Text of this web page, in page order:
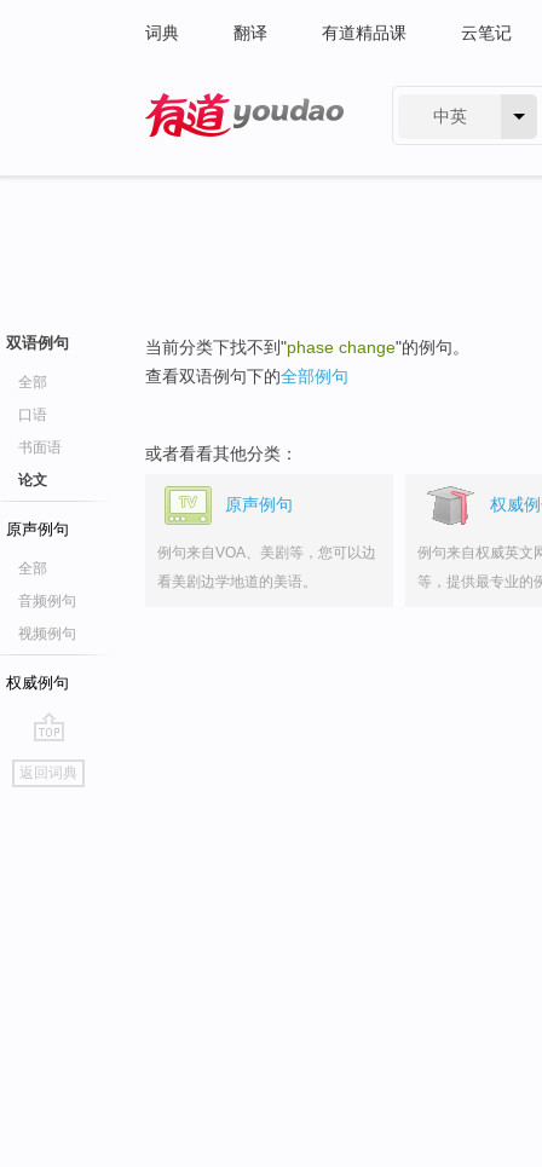
词典 翻译 有道精品课 云笔记
中英
双语例句
全部
口语
书面语
论文
原声例句
全部
音频例句
视频例句
权威例句
go
top
返回词典
当前分类下找不到"phase change"的例句。
查看双语例句下的全部例句
或者看看其他分类：
原声例句
例句来自VOA、美剧等，您可以边
看美剧边学地道的美语。
权威
例句来自权威英文
等，提供最专业的